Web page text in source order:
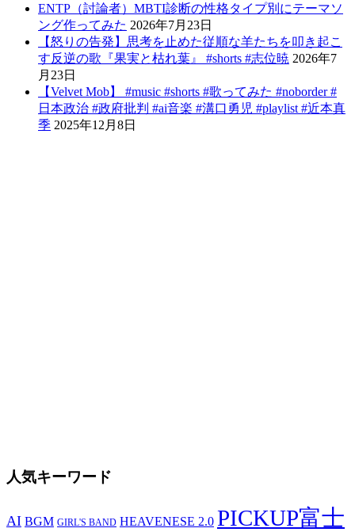
ENTP（討論者）MBTI診断の性格タイプ別にテーマソ
ング作ってみた 2026年7月23日
【怒りの告発】思考を止めた従順な羊たちを叩き起こ
す反逆の歌『果実と枯れ葉』 #shorts #志位暁 2026年7
月23日
【Velvet Mob】 #music #shorts #歌ってみた #noborder #
日本政治 #政府批判 #ai音楽 #溝口勇児 #playlist #近本真
季 2025年12月8日
人気キーワード
AI BGM GIRL'S BAND HEAVENESE 2.0 PICKUP富士